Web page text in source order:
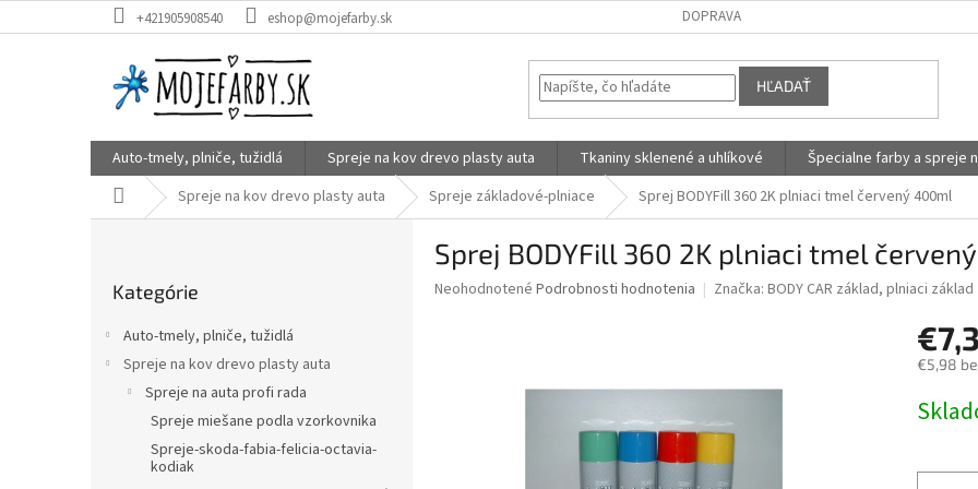
na
+421905908540 eshop@mojefarby.sk DOPRAVA
HĽADAŤ
Auto-tmely, plniče, tužidlá Spreje na kov drevo plasty auta Tkaniny sklenené a uhlíkové Špecialne farby a spreje
DomovSpreje na kov drevo plasty auta Spreje základové-plniace Sprej BODYFill 360 2K plniaci tmel červený 400ml
kategórie
Kategórie
Auto-tmely, plniče, tužidlá
Spreje na kov drevo plasty auta
Spreje na auta profi rada
Spreje miešane podla vzorkovnika
Spreje-skoda-fabia-felicia-octavia-
kodiak
Sprej BODYFill 360 2K plniaci tmel
Priemerné
Neohodnotené Podrobnosti hodnotenia Značka: BODY CAR základ, plniaci základ
€5,98
cena: